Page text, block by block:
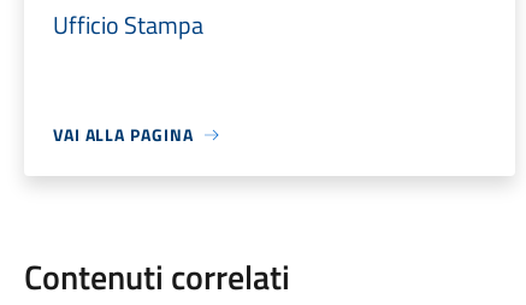
Ufficio Stampa
VAI ALLA PAGINA
Contenuti correlati